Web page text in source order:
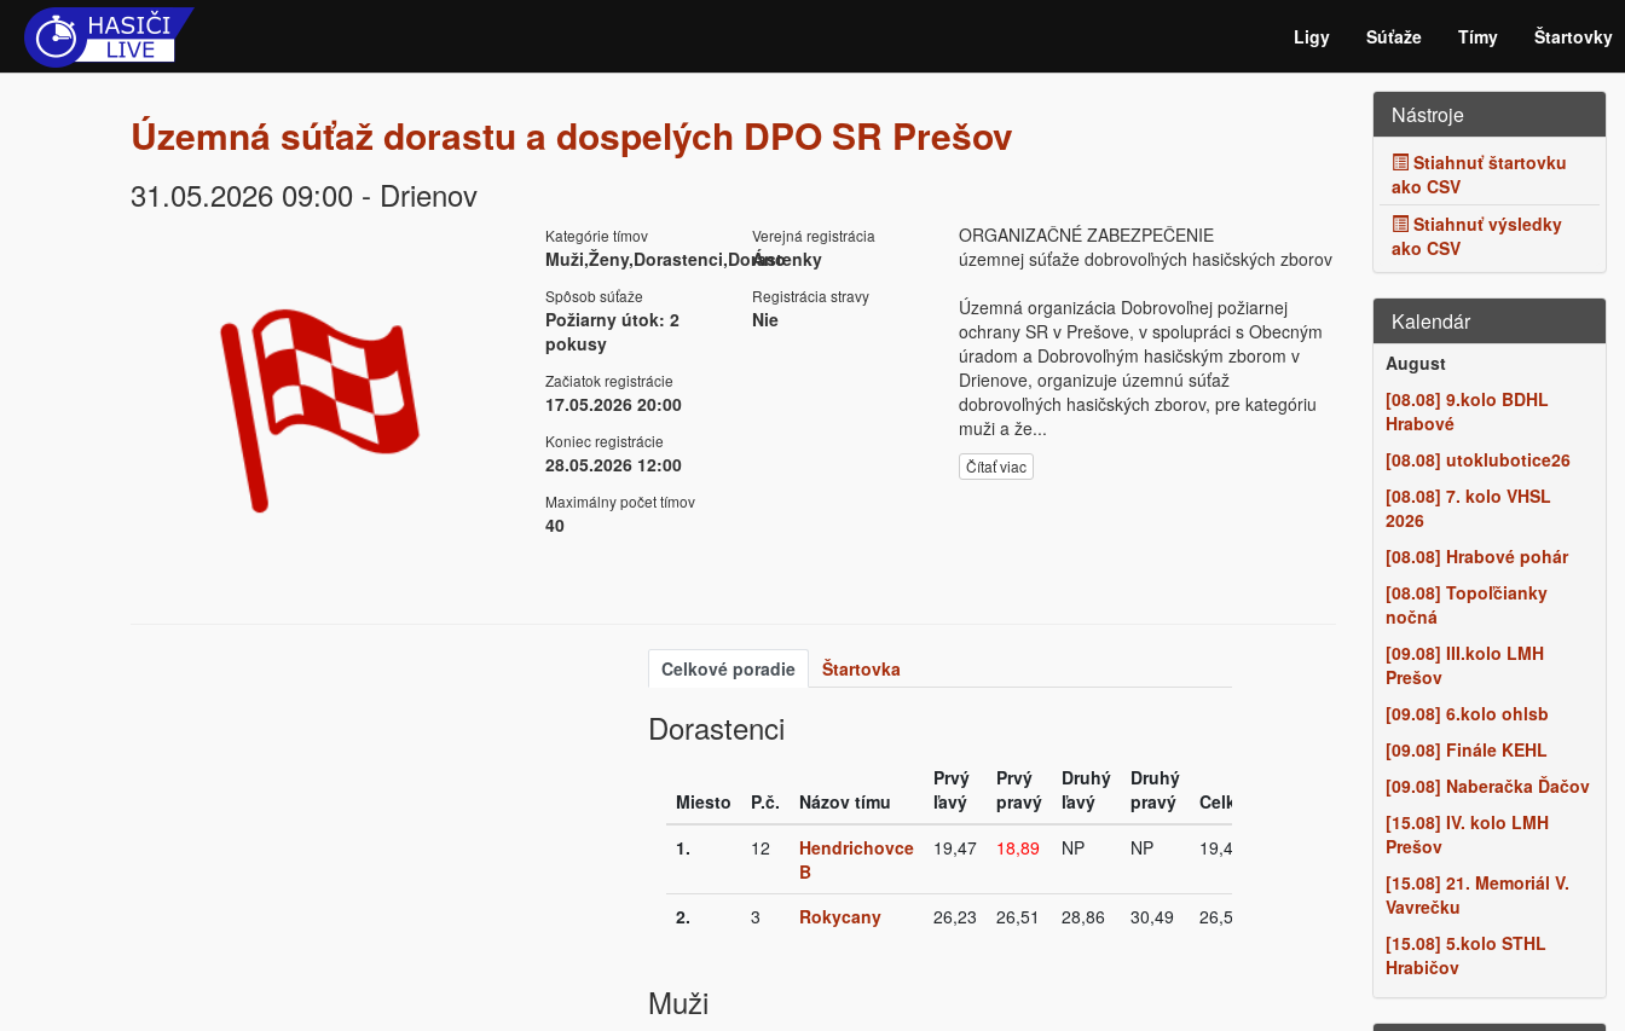
Ligy Súťaže Tímy Štartovky
Územná súťaž dorastu a dospelých DPO SR Prešov
31.05.2026 09:00 - Drienov
Kategórie tímov
Muži,Ženy,Dorastenci,Dorastenky
Spôsob súťaže
Požiarny útok: 2
pokusy
Začiatok registrácie
17.05.2026 20:00
Koniec registrácie
28.05.2026 12:00
Maximálny počet tímov
40
Verejná registrácia
Áno
Registrácia stravy
Nie
ORGANIZAČNÉ ZABEZPEČENIE
územnej súťaže dobrovoľných hasičských zborov
Územná organizácia Dobrovoľnej požiarnej
ochrany SR v Prešove, v spolupráci s Obecným
úradom a Dobrovoľným hasičským zborom v
Drienove, organizuje územnú súťaž
dobrovoľných hasičských zborov, pre kategóriu
muži a že...
Čítať viac
Celkové poradie Štartovka
Dorastenci
Miesto P.č. Názov tímu
Prvý
ľavý
Prvý
pravý
Druhý
ľavý
Druhý
pravý
Celkovo
1.
12
Hendrichovce
B
19,47 18,89 NP NP 19,47
2. 3 Rokycany 26,23 26,51 28,86 30,49 26,51
Muži
Nástroje
Stiahnuť štartovku
ako CSV
Stiahnuť výsledky
ako CSV
Kalendár
August
[08.08] 9.kolo BDHL
Hrabové
[08.08] utoklubotice26
[08.08] 7. kolo VHSL
2026
[08.08] Hrabové pohár
[08.08] Topoľčianky
nočná
[09.08] III.kolo LMH
Prešov
[09.08] 6.kolo ohlsb
[09.08] Finále KEHL
[09.08] Naberačka Ďačov
[15.08] IV. kolo LMH
Prešov
[15.08] 21. Memoriál V.
Vavrečku
[15.08] 5.kolo STHL
Hrabičov